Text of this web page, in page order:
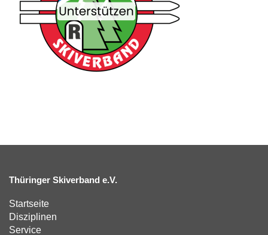
Thüringer Skiverband e.V.
Startseite
Disziplinen
Service